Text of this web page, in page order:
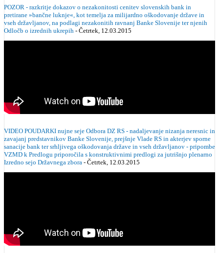
POZOR - razkritje dokazov o nezakonitosti cenitev slovenskih bank in
pretirane »bančne luknje«, kot temelja za milijardno oškodovanje države in
vseh državljanov, na podlagi nezakonitih ravnanj Banke Slovenije ter njenih
Odločb o izrednih ukrepih - Četrtek, 12.03.2015
VIDEO POUDARKI nujne seje Odbora DZ RS - nadaljevanje nizanja neresnic in
zavajanj predstavnikov Banke Slovenije, prejšnje Vlade RS in akterjev sporne
sanacije bank ter srhljivega oškodovanja države in vseh državljanov - pripombe
VZMD k Predlogu priporočila s konstruktivnimi predlogi za jutrišnjo plenarno
Izredno sejo Državnega zbora - Četrtek, 12.03.2015